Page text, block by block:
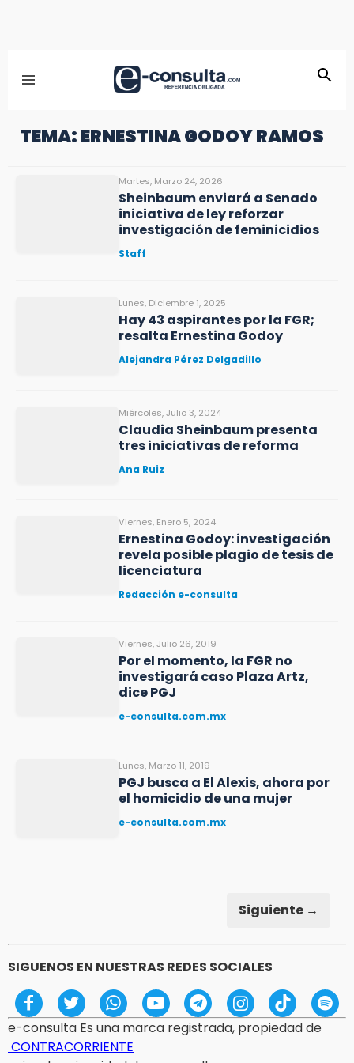
TEMA: ERNESTINA GODOY RAMOS
Martes, Marzo 24, 2026
Sheinbaum enviará a Senado
iniciativa de ley reforzar
investigación de feminicidios
Staff
Lunes, Diciembre 1, 2025
Hay 43 aspirantes por la FGR;
resalta Ernestina Godoy
Alejandra Pérez Delgadillo
Miércoles, Julio 3, 2024
Claudia Sheinbaum presenta
tres iniciativas de reforma
Ana Ruiz
Viernes, Enero 5, 2024
Ernestina Godoy: investigación
revela posible plagio de tesis de
licenciatura
Redacción e-consulta
Viernes, Julio 26, 2019
Por el momento, la FGR no
investigará caso Plaza Artz,
dice PGJ
e-consulta.com.mx
Lunes, Marzo 11, 2019
PGJ busca a El Alexis, ahora por
el homicidio de una mujer
e-consulta.com.mx
Siguiente →
SIGUENOS EN NUESTRAS REDES SOCIALES
e-consulta Es una marca registrada, propiedad de
CONTRACORRIENTE